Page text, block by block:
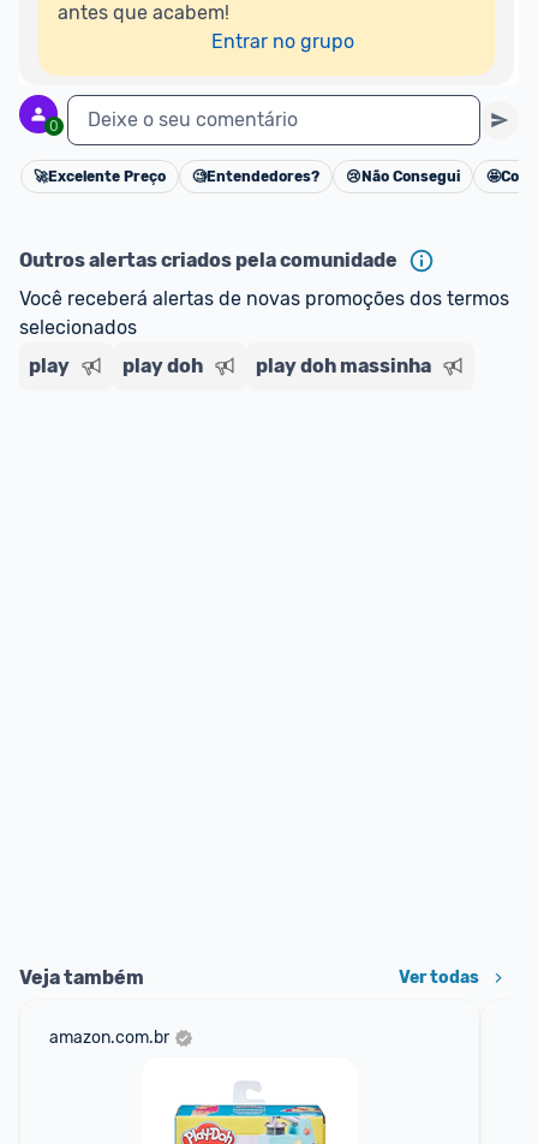
antes que acabem!
Entrar no grupo
0 Deixe o seu comentário
Cancelar
🚀Excelente Preço 🧐Entendedores? 😢 Não Consegui 🤩
Outros alertas criados pela comunidade
Você receberá alertas de novas promoções dos termos
selecionados
play
play doh play doh massinha
Veja também Ver todas
amazon.com.br